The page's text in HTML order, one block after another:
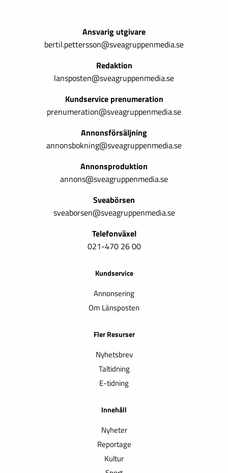
Ansvarig utgivare
bertil.pettersson@sveagruppenmedia.se
Redaktion
lansposten@sveagruppenmedia.se
Kundservice prenumeration
prenumeration@sveagruppenmedia.se
Annonsförsäljning
annonsbokning@sveagruppenmedia.se
Annonsproduktion
annons@sveagruppenmedia.se
Sveabörsen
sveaborsen@sveagruppenmedia.se
Telefonväxel
021-470 26 00
Kundservice
Annonsering
Om Länsposten
Fler Resurser
Nyhetsbrev
Taltidning
E-tidning
Innehåll
Nyheter
Reportage
Kultur